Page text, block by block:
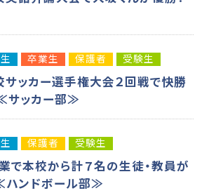
卒業生 保護者 受験生
サッカー選手権大会２回戦で快勝
≪サッカー部≫
保護者 受験生
で本校から計７名の生徒・教員が
ハンドボール部≫